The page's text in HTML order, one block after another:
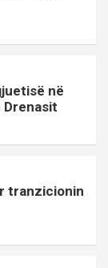
në
tranzicionin